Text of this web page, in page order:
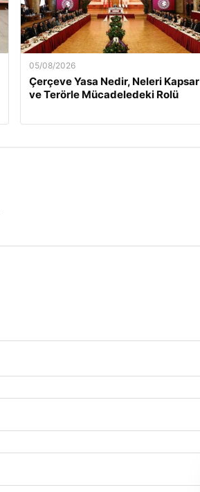
05/08/2026
Çerçeve Yasa Nedir, Neleri Kapsar
ve Terörle Mücadeledeki Rolü